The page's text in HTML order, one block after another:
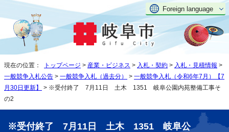
Foreign language
現在の位置： トップページ > 産業・ビジネス > 入札・契約 > 入札・見積情報 >
一般競争入札公告 > 一般競争入札（過去分） > 一般競争入札（令和6年7月）【7
月30日更新】
> ※受付終了 7月11日 土木 1351 岐阜公園内苑整備工事そ
の2
※受付終了 7月11日 土木 1351 岐阜公